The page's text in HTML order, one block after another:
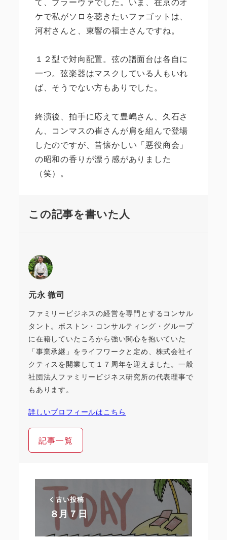
ケで私がソロを聴きたいファゴットは、
河村さんと、東響の福士さんですね。
１２型で対向配置。弦の譜面台は各自に
一つ。弦楽器はマスクしている人もいれ
ば、そうでない方もありでした。
終演後、拍手に応えて豊嶋さん、久石さ
ん、コンマスの崔さんが肩を組んで登場
したのですが、昔懐かしい「悪役商会」
の昭和の香りが漂う感がありました
（笑）。
この記事を書いた人
元永 徹司
ファミリービジネスの経営を専門とするコンサル
タント。ボストン・コンサルティング・グループ
に在籍していたころから強い関心を抱いていた
「事業承継」をライフワークと定め、株式会社イ
クティスを開業して１７周年を迎えました。一般
社団法人ファミリービジネス研究所の代表理事で
もあります。
詳しいプロフィールはこちら
記事一覧
古い投稿
８月７日